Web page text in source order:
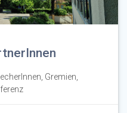
Gremien,